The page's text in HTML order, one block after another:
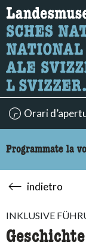
Ricerca
Qui è possibile
Orari
Programmate la
indietro
INKLUSIVE